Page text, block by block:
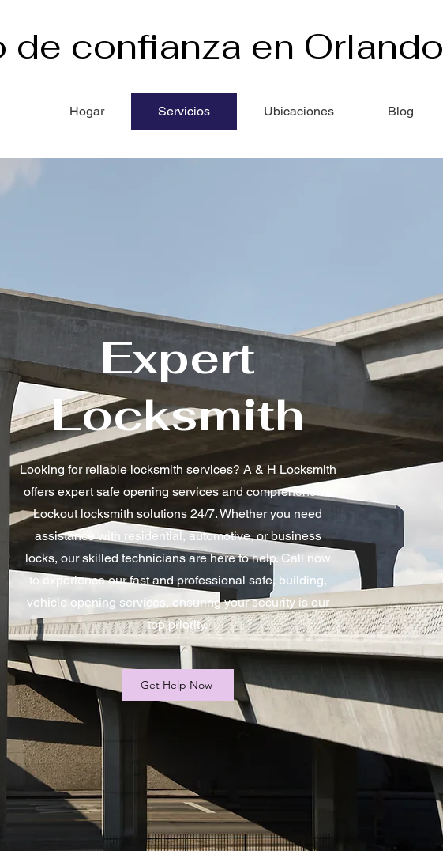
de confianza en Orlando
Hogar Servicios Ubicaciones Blog
Expert
Locksmith
Looking for reliable locksmith services? A & H Locksmith
offers expert safe opening services and comprehensive
Lockout locksmith solutions 24/7. Whether you need
assistance with residential, automotive, or business
locks, our skilled technicians are here to help. Call now
to experience our fast and professional safe, building,
vehicle opening services, ensuring your security is our
top priority.
Get Help Now